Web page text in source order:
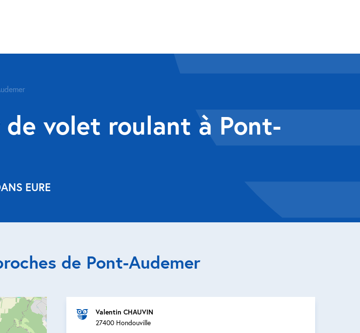
volet roulant à Pont-
EURE
de Pont-Audemer
Valentin CHAUVIN
27400 Hondouville